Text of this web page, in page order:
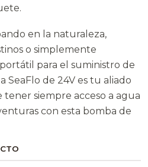
en la naturaleza,
o simplemente
para el suministro de
SeaFlo de 24V es tu aliado
siempre acceso a agua
con esta bomba de